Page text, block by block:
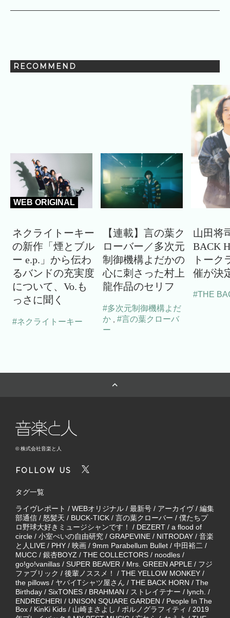
RECOMMEND
WEB ORIGINAL
ネクライトーキー
の新作「煙とブル
ー e.p.」から伝わ
るバンドの充実度
について、Vo.も
っさに聞く
#ネクライトーキー
【連載】言の葉ク
ローバー／多次元
制御機構よだかの
心に刺さった村上
龍作品のセリフ
#多次元制御機構よだ
か
#言の葉クローバ
ー
山田将
BACK
トーク
催が決
#THE
© 株式会社音楽と人
FOLLOW US
タグ一覧
ライヴレポート / WEBオリジナル / 最新号 / アーカイヴ/ 編集
部通信 / 怒髪天 / BUCK-TICK / 言の葉クローバー / 僕たちプ
ロ野球大好きミュージシャンです！
/ DEZERT / a flood of
circle / 小室ぺいの自由研究 / GRAPEVINE / NITRODAY / 音楽
と人LIVE / PHY / 映画 / 9mm Parabellum Bullet / 中田裕二 /
MUCC / 銀杏BOYZ / THE COLLECTORS / noodles /
go!go!vanillas / SUPER BEAVER / Mrs. GREEN APPLE / フジ
ファブリック / 後輩ノススメ！ / THE YELLOW MONKEY /
the pillows / ヤバイTシャツ屋さん / THE BACK HORN / The
Birthday / SixTONES / BRAHMAN / ストレイテナー / lynch. /
ENDRECHERI / UNISON SQUARE GARDEN / People In The
Box / KinKi Kids / 山崎まさよし / ポルノグラフィティ / 2019